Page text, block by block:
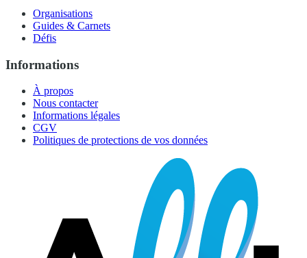
Organisations
Guides & Carnets
Défis
Informations
À propos
Nous contacter
Informations légales
CGV
Politiques de protections de vos données